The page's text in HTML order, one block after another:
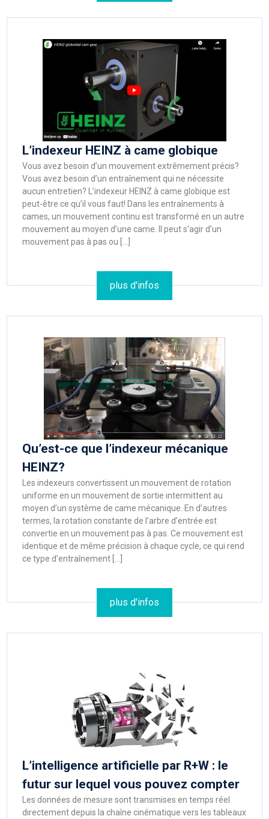
L’indexeur HEINZ à came globique
Vous avez besoin d’un mouvement extrêmement précis?
Vous avez besoin d’un entraînement qui ne nécessite
aucun entretien? L’indexeur HEINZ à came globique est
peut-être ce qu’il vous faut! Dans les entraînements à
cames, un mouvement continu est transformé en un autre
mouvement au moyen d’une came. Il peut s’agir d’un
mouvement pas à pas ou […]
plus d'infos
Qu’est-ce que l’indexeur mécanique
HEINZ?
Les indexeurs convertissent un mouvement de rotation
uniforme en un mouvement de sortie intermittent au
moyen d’un système de came mécanique. En d’autres
termes, la rotation constante de l’arbre d’entrée est
convertie en un mouvement pas à pas. Ce mouvement est
identique et de même précision à chaque cycle, ce qui rend
ce type d’entraînement […]
plus d'infos
L’intelligence artificielle par R+W : le
futur sur lequel vous pouvez compter
Les données de mesure sont transmises en temps réel
directement depuis la chaîne cinématique vers les tableaux